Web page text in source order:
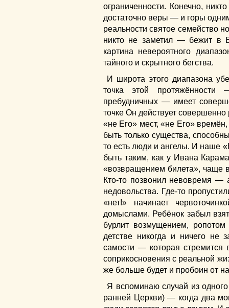
ограниченности. Конечно,
достаточно веры — и горы
реальности святое
никто не заметил — бежит в
картина невероятного
тайного и скрытного бегства.
И широта этого диапазона
точка этой протяжённости
пребудничных — имеет
точке Он действует
«не Его» мест, «не Его»
быть только существа,
то есть люди и ангелы. И наше
быть таким, как у Ивана
«возвращением билета», чаще
Кто-то позвонил невовремя
недовольства. Где-то
«нет!» начинает
домыслами. Ребёнок забыл
бурлит возмущением,
детстве никогда и ничего
самости — которая
соприкосновения с реальной
же больше будет и пробоин от
Я вспоминаю случай из
ранней Церкви) — когда два